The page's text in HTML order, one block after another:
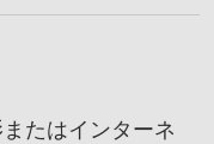
たはインターネ